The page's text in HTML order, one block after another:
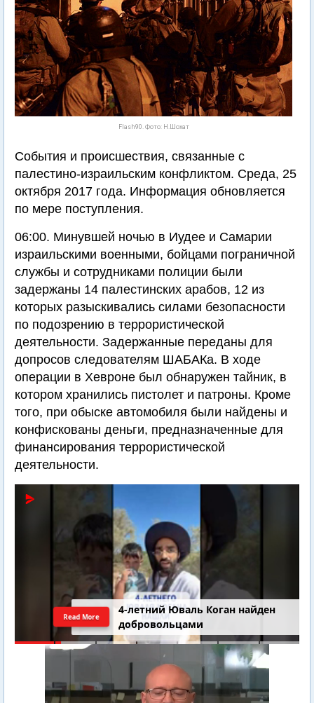
Flash90. Фото: Н.Шохат
События и происшествия, связанные с
палестино-израильским конфликтом. Среда, 25
октября 2017 года. Информация обновляется
по мере поступления.
06:00. Минувшей ночью в Иудее и Самарии
израильскими военными, бойцами пограничной
службы и сотрудниками полиции были
задержаны 14 палестинских арабов, 12 из
которых разыскивались силами безопасности
по подозрению в террористической
деятельности. Задержанные переданы для
допросов следователям ШАБАКа. В ходе
операции в Хевроне был обнаружен тайник, в
котором хранились пистолет и патроны. Кроме
того, при обыске автомобиля были найдены и
конфискованы деньги, предназначенные для
финансирования террористической
деятельности.
4-летний Юваль Коган найден
добровольцами
Read More